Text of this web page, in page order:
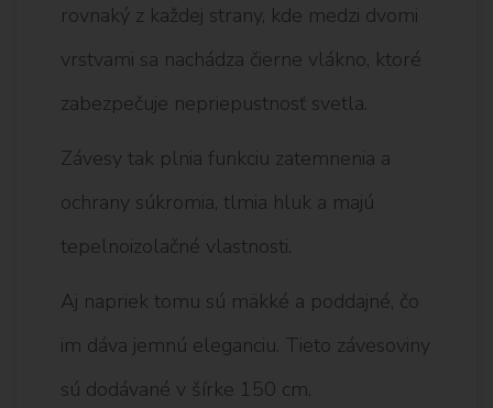
rovnaký z každej strany, kde medzi dvomi
vrstvami sa nachádza čierne vlákno, ktoré
zabezpečuje nepriepustnosť svetla.
Závesy tak plnia funkciu zatemnenia a
ochrany súkromia, tlmia hluk a majú
tepelnoizolačné vlastnosti.
Aj napriek tomu sú mäkké a poddajné, čo
im dáva jemnú eleganciu. Tieto závesoviny
sú dodávané v šírke 150 cm.